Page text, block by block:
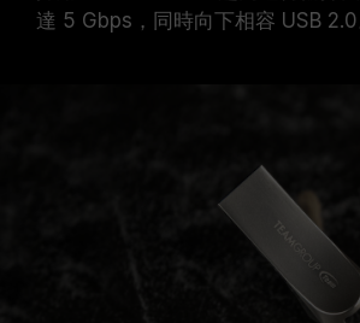
達 5 Gbps，同時向下相容 USB 2.0